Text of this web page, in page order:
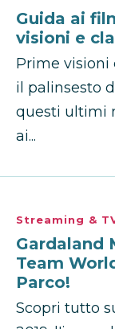
Guida ai
visioni e
Prime visioni
il palinsesto
questi ultimi
ai...
Streaming &
Gardaland
Team
Parco!
Scopri tutto